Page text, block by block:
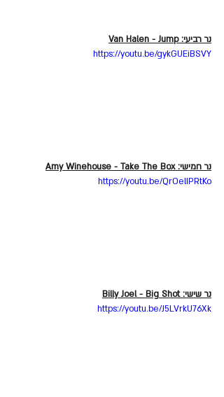
נר רביעי: Van Halen - Jump
https://youtu.be/gykGUEiBSVY
נר חמישי: Amy Winehouse - Take The Box
https://youtu.be/QrOelIPRtKo
נר שישי: Billy Joel - Big Shot
https://youtu.be/J5LVrkU76Xk